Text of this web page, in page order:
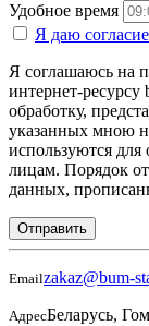
Удобное время
Я даю
Я соглашаюсь на
интернет-ресурсу
обработку,
указанных мною
используются для
лицам. Порядок
данных,
Отправить
Emailzakaz@bum-
АдресБеларусь,